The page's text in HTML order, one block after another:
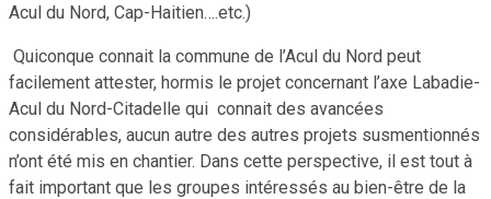
Acul du Nord, Cap-Haitien….etc.)
Quiconque connait la commune de l’Acul du Nord peut
facilement attester, hormis le projet concernant l’axe Labadie-
Acul du Nord-Citadelle qui connait des avancées
considérables, aucun autre des autres projets susmentionnés
n’ont été mis en chantier. Dans cette perspective, il est tout à
fait important que les groupes intéressés au bien-être de la